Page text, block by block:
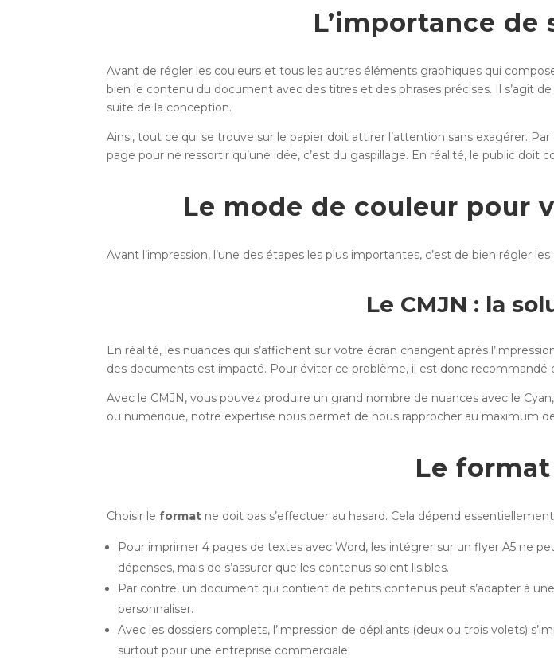
L’importance
Avant de régler les couleurs et tous les autres éléments graphiques qui
bien le contenu du document avec des titres et des phrases précises. Il s’agit de
suite de la conception.
Ainsi, tout ce qui se trouve sur le papier doit attirer l’attention sans exagérer.
page pour ne ressortir qu’une idée, c’est du gaspillage. En réalité, le public doit
Le mode de couleur pour
Avant l’impression, l’une des étapes les plus importantes, c’est de bien régler les
Le CMJN : la
En réalité, les nuances qui s’affichent sur votre écran changent après
des documents est impacté. Pour éviter ce problème, il est donc recommandé
Avec le CMJN, vous pouvez produire un grand nombre de nuances avec le
ou numérique, notre expertise nous permet de nous rapprocher au maximum
Le
Choisir leformat ne doit pas s’effectuer au hasard. Cela dépend
Pour imprimer 4 pages de textes avec Word, les intégrer sur un flyer A5 ne
dépenses, mais de s’assurer que les contenus soient lisibles.
Par contre, un document qui contient de petits contenus peut s’adapter à
personnaliser.
Avec les dossiers complets, l’impression de dépliants (deux ou trois volets)
surtout pour une entreprise commerciale.